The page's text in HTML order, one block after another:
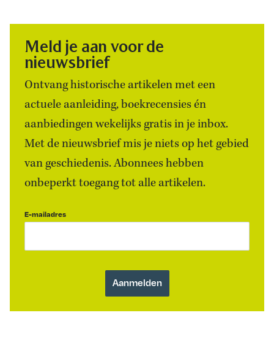
Meld je aan voor de
nieuwsbrief
Ontvang historische artikelen met een
actuele aanleiding, boekrecensies én
aanbiedingen wekelijks gratis in je inbox.
Met de nieuwsbrief mis je niets op het gebied
van geschiedenis. Abonnees hebben
onbeperkt toegang tot alle artikelen.
E-mailadres